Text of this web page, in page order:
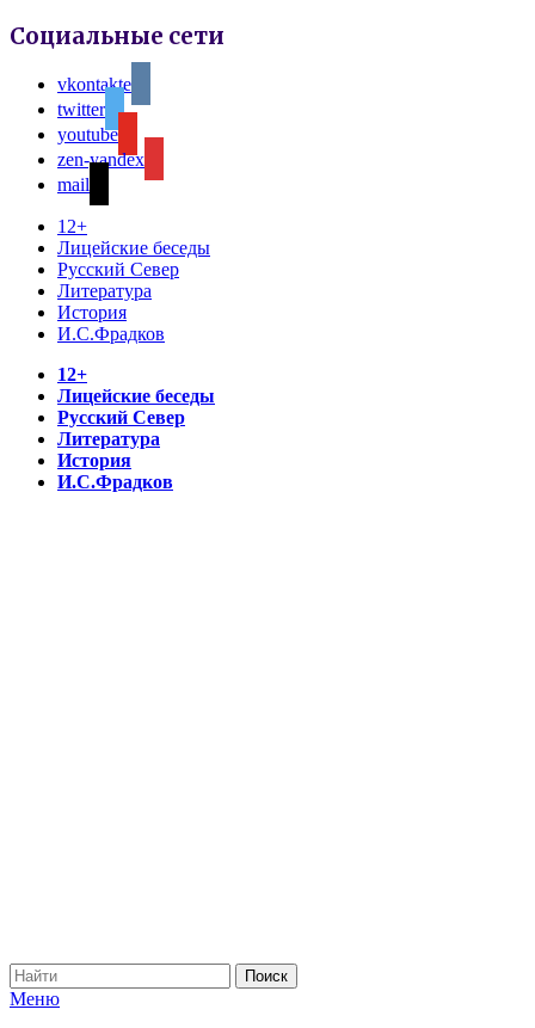
Социальные сети
vkontakte
twitter
youtube
zen-yandex
mail
12+
Лицейские беседы
Русский Север
Литература
История
И.С.Фрадков
12+
Лицейские беседы
Русский Север
Литература
История
И.С.Фрадков
Меню